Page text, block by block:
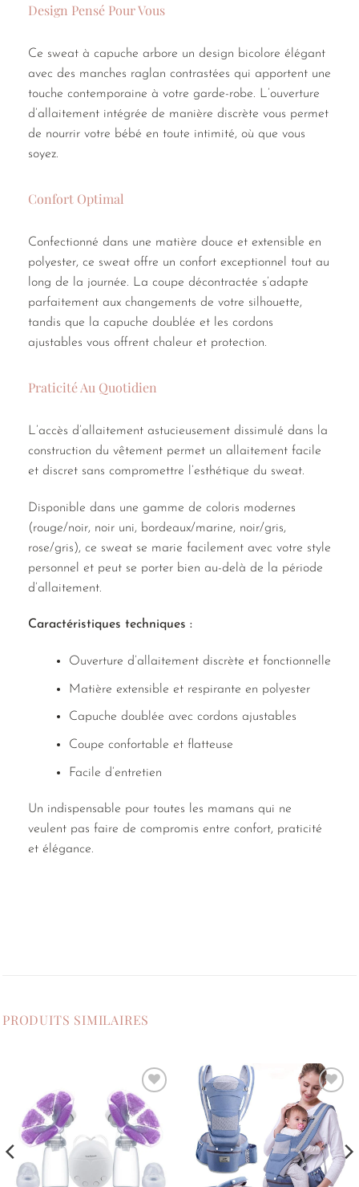
Design Pensé Pour Vous
Ce sweat à capuche arbore un design bicolore élégant
avec des manches raglan contrastées qui apportent une
touche contemporaine à votre garde-robe. L’ouverture
d’allaitement intégrée de manière discrète vous permet
de nourrir votre bébé en toute intimité, où que vous
soyez.
Confort Optimal
Confectionné dans une matière douce et extensible en
polyester, ce sweat offre un confort exceptionnel tout au
long de la journée. La coupe décontractée s’adapte
parfaitement aux changements de votre silhouette,
tandis que la capuche doublée et les cordons
ajustables vous offrent chaleur et protection.
Praticité Au Quotidien
L’accès d’allaitement astucieusement dissimulé dans la
construction du vêtement permet un allaitement facile
et discret sans compromettre l’esthétique du sweat.
Disponible dans une gamme de coloris modernes
(rouge/noir, noir uni, bordeaux/marine, noir/gris,
rose/gris), ce sweat se marie facilement avec votre style
personnel et peut se porter bien au-delà de la période
d’allaitement.
Caractéristiques techniques :
Ouverture d’allaitement discrète et fonctionnelle
Matière extensible et respirante en polyester
Capuche doublée avec cordons ajustables
Coupe confortable et flatteuse
Facile d’entretien
Un indispensable pour toutes les mamans qui ne
veulent pas faire de compromis entre confort, praticité
et élégance.
PRODUITS SIMILAIRES
Ajouter
à la
liste de
souhaits
Ajouter
à la
liste de
souhaits